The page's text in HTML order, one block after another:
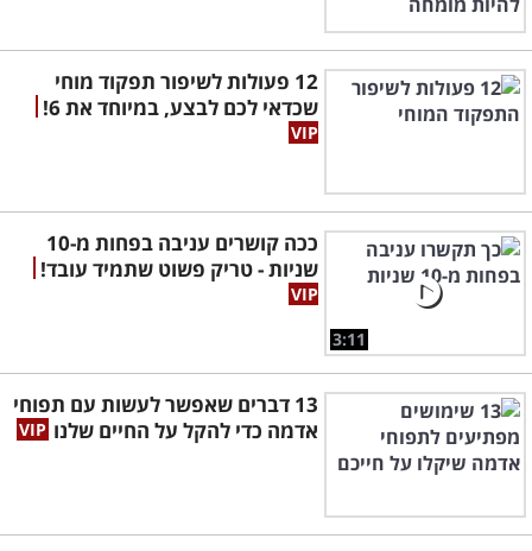
12 פעולות לשיפור תפקוד מוחי
שכדאי לכם לבצע, במיוחד את 6!
3:11
ככה קושרים עניבה בפחות מ-10
שניות - טריק פשוט שתמיד עובד!
13 דברים שאפשר לעשות עם תפוחי
אדמה כדי להקל על החיים שלנו